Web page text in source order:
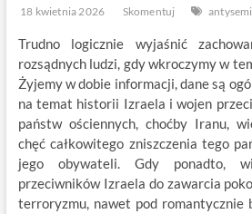
18 kwietnia 2026 Skomentuj
Trudno logicznie wyjaśnić
rozsądnych ludzi, gdy wkroczymy w
Żyjemy w dobie informacji, dane są
na temat historii Izraela i wojen
państw ościennych, choćby Iranu,
chęć całkowitego zniszczenia tego
jego obywateli. Gdy ponadto,
przeciwników Izraela do zawarcia
terroryzmu, nawet pod romantycznie